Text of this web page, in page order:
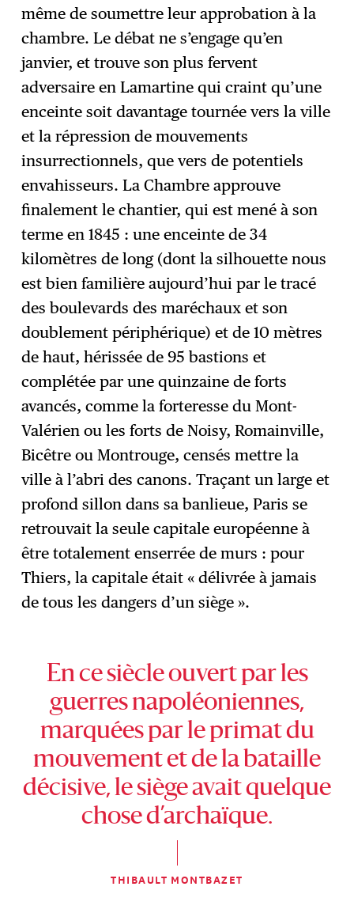
même de soumettre leur approbation à la
chambre. Le débat ne s’engage qu’en
janvier, et trouve son plus fervent
adversaire en Lamartine qui craint qu’une
enceinte soit davantage tournée vers la ville
et la répression de mouvements
insurrectionnels, que vers de potentiels
envahisseurs. La Chambre approuve
finalement le chantier, qui est mené à son
terme en 1845 : une enceinte de 34
kilomètres de long (dont la silhouette nous
est bien familière aujourd’hui par le tracé
des boulevards des maréchaux et son
doublement périphérique) et de 10 mètres
de haut, hérissée de 95 bastions et
complétée par une quinzaine de forts
avancés, comme la forteresse du Mont-
Valérien ou les forts de Noisy, Romainville,
Bicêtre ou Montrouge, censés mettre la
ville à l’abri des canons. Traçant un large et
profond sillon dans sa banlieue, Paris se
retrouvait la seule capitale européenne à
être totalement enserrée de murs : pour
Thiers, la capitale était « délivrée à jamais
de tous les dangers d’un siège ».
En ce siècle ouvert par les
guerres napoléoniennes,
marquées par le primat du
mouvement et de la bataille
décisive, le siège avait quelque
chose d’archaïque.
THIBAULT MONTBAZET